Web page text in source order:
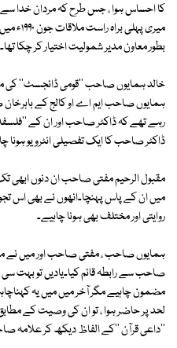
کا احساس ہوا ، جس طرح کہ مردان خدا
میری
بطور معاون مدیر شمولیت اختیار کر چکا تھا۔
خالد ہمایوں صاحب ''قومی ڈائجسٹ'' کی
ہمایوں صاحب ایم اے او کالج کے
رہے تھے کہ ڈاکٹر صاحب اور ان کے
ڈاکٹر صاحب کا ایک تفصیلی انٹرویو ہونا
مقبول الرحیم مفتی صاحب ان دنوں ابھی
میں ان کے پاس پہنچا۔انھوں نے بھی اس
روایتی اور مختلف بھی ہونا چاہیے۔
ہمایوں صاحب ، مفتی صاحب اور میں نے مل
صاحب سے رابطہ قائم کیا۔یادیں تو بہت
مضمون چاہیے مگر آخر میں میں یہ
لحد پر حاضر ہوا ، تو ان کی وصیت کے
''داعی قرآن ''کے الفاظ دیکھ کر علامہ